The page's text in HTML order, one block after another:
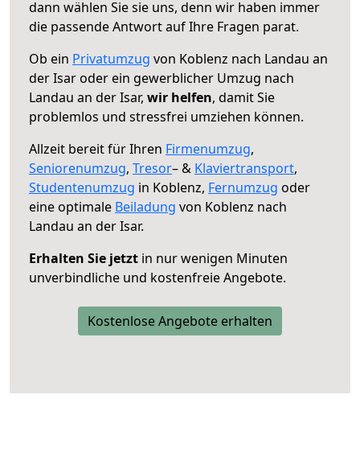
dann wählen Sie sie uns, denn wir haben immer
die passende Antwort auf Ihre Fragen parat.
Ob ein Privatumzug von Koblenz nach Landau an
der Isar oder ein gewerblicher Umzug nach
Landau an der Isar, wir helfen, damit Sie
problemlos und stressfrei umziehen können.
Allzeit bereit für Ihren Firmenumzug,
Seniorenumzug, Tresor– & Klaviertransport,
Studentenumzug in Koblenz, Fernumzug oder
eine optimale Beiladung von Koblenz nach
Landau an der Isar.
Erhalten Sie jetzt in nur wenigen Minuten
unverbindliche und kostenfreie Angebote.
Kostenlose Angebote erhalten